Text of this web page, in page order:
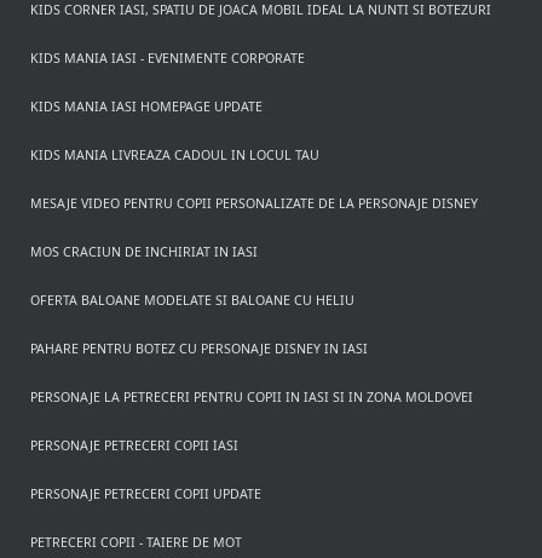
KIDS CORNER IASI, SPATIU DE JOACA MOBIL IDEAL LA NUNTI SI BOTEZURI
KIDS MANIA IASI - EVENIMENTE CORPORATE
KIDS MANIA IASI HOMEPAGE UPDATE
KIDS MANIA LIVREAZA CADOUL IN LOCUL TAU
MESAJE VIDEO PENTRU COPII PERSONALIZATE DE LA PERSONAJE DISNEY
MOS CRACIUN DE INCHIRIAT IN IASI
OFERTA BALOANE MODELATE SI BALOANE CU HELIU
PAHARE PENTRU BOTEZ CU PERSONAJE DISNEY IN IASI
PERSONAJE LA PETRECERI PENTRU COPII IN IASI SI IN ZONA MOLDOVEI
PERSONAJE PETRECERI COPII IASI
PERSONAJE PETRECERI COPII UPDATE
PETRECERI COPII - TAIERE DE MOT